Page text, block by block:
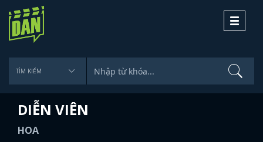
Toggle
DIỄN VIÊN
HOA